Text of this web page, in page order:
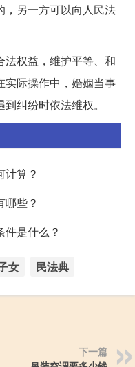
，另一方可以向人民法
权益，维护平等、和
实际操作中，婚姻当事
纠纷时依法维权。
计算？
哪些？
是什么？
女 民法典
下一篇